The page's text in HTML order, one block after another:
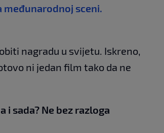
međunarodnoj sceni.
nagradu u svijetu. Iskreno,
ni jedan film tako da ne
i sada? Ne bez razloga